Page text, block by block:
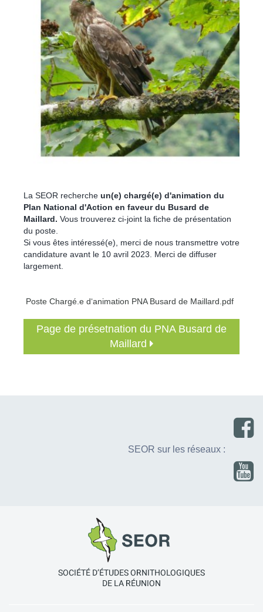
La SEOR recherche un(e) chargé(e) d'animation du
Plan National d'Action en faveur du Busard de
Maillard. Vous trouverez ci-joint la fiche de présentation
du poste.
Si vous êtes intéressé(e), merci de nous transmettre votre
candidature avant le 10 avril 2023. Merci de diffuser
largement.
Poste Chargé.e d‘animation PNA Busard de Maillard.pdf
Page de présetnation du PNA Busard de
Maillard
SEOR sur les réseaux :